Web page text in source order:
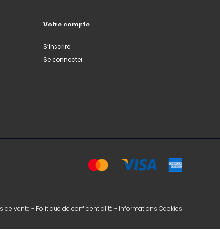
Votre compte
S’inscrire
Se connecter
de vente - Politique de confidentialité - Informations Cookies